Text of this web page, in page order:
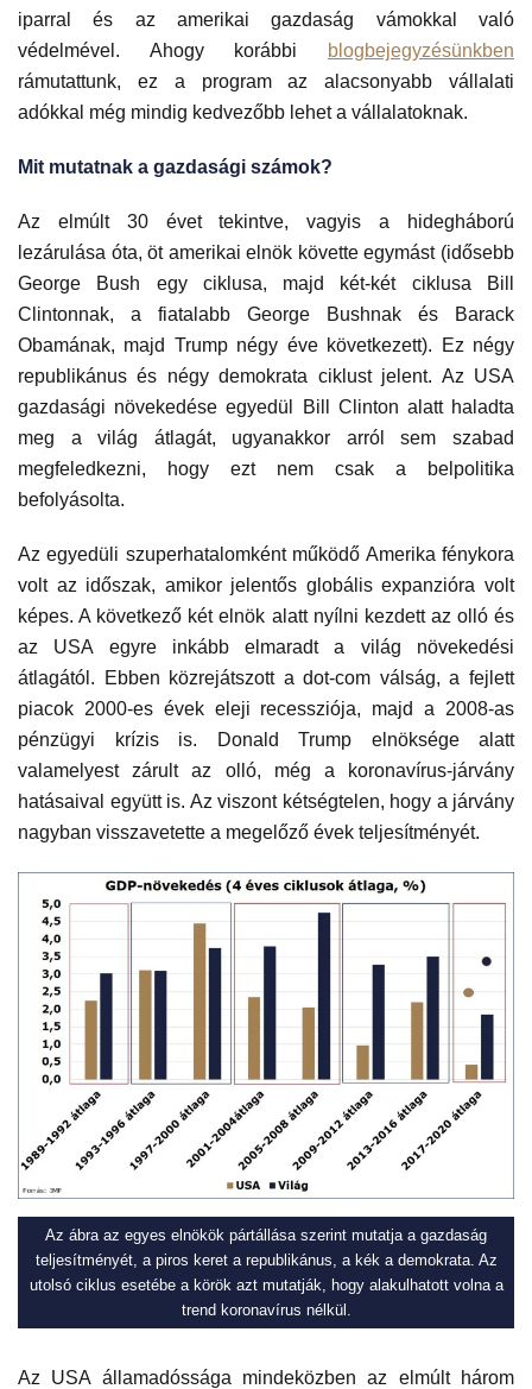
iparral és az amerikai gazdaság vámokkal való
védelmével. Ahogy korábbi
blogbejegyzésünkben
rámutattunk, ez a program az alacsonyabb vállalati
adókkal még mindig kedvezőbb lehet a vállalatoknak.
Mit mutatnak a gazdasági számok?
Az elmúlt 30 évet tekintve, vagyis a hidegháború
lezárulása óta, öt amerikai elnök követte egymást (idősebb
George Bush egy ciklusa, majd két-két ciklusa Bill
Clintonnak, a fiatalabb George Bushnak és Barack
Obamának, majd Trump négy éve következett). Ez négy
republikánus és négy demokrata ciklust jelent. Az USA
gazdasági növekedése egyedül Bill Clinton alatt haladta
meg a világ átlagát, ugyanakkor arról sem szabad
megfeledkezni, hogy ezt nem csak a belpolitika
befolyásolta.
Az egyedüli szuperhatalomként működő Amerika fénykora
volt az időszak, amikor jelentős globális expanzióra volt
képes. A következő két elnök alatt nyílni kezdett az olló és
az USA egyre inkább elmaradt a világ növekedési
átlagától. Ebben közrejátszott a dot-com válság, a fejlett
piacok 2000-es évek eleji recessziója, majd a 2008-as
pénzügyi krízis is. Donald Trump elnöksége alatt
valamelyest zárult az olló, még a koronavírus-járvány
hatásaival együtt is. Az viszont kétségtelen, hogy a járvány
nagyban visszavetette a megelőző évek teljesítményét.
Az ábra az egyes elnökök pártállása szerint mutatja a gazdaság
teljesítményét, a piros keret a republikánus, a kék a demokrata. Az
utolsó ciklus esetébe a körök azt mutatják, hogy alakulhatott volna a
trend koronavírus nélkül.
Az USA államadóssága mindeközben az elmúlt három